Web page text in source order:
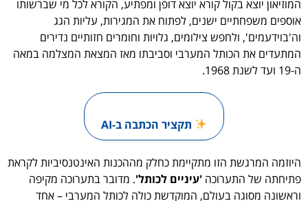
המוזיאון יוצא בקול קורא יוצא דופן ומפתיע, הקורא לכל מי שברשותו
אוספים משפחתיים ישנים, לפתוח את המגירות, עליות הגג
וה'בוידעמים', ולחפש צילומים, גלויות וחומרים חזותיים נדירים
המתעדים את הכותל המערבי וסביבתו מאז המצאת המצלמה במאה
ה-19 ועד לשנת 1968.
תקציר הכתבה ב-AI
היוזמה המרגשת הזו מתקיימת כחלק מההכנות האינטנסיביות לקראת
פתיחתה של התערוכה 'עיניים לכותל'. מדובר בתערוכה מקיפה
וראשונה מסוגה בעולם, המוקדשת כולה לכותל המערבי – אחד